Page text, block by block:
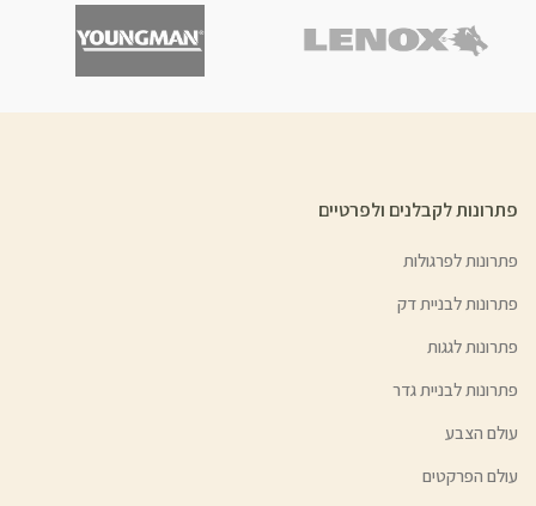
פתרונות לקבלנים ולפרטיים
פתרונות לפרגולות
פתרונות לבניית דק
פתרונות לגגות
פתרונות לבניית גדר
עולם הצבע
עולם הפרקטים